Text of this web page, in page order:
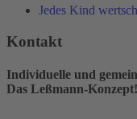
Jedes Kind
Kontakt
Individuelle und
Das Leßmann-Konzept!